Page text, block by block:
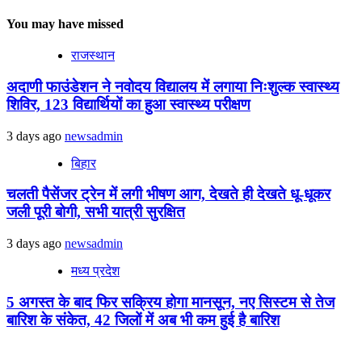
You may have missed
राजस्थान
अदाणी फाउंडेशन ने नवोदय विद्यालय में लगाया निःशुल्क स्वास्थ्य
शिविर, 123 विद्यार्थियों का हुआ स्वास्थ्य परीक्षण
3 days ago newsadmin
बिहार
चलती पैसेंजर ट्रेन में लगी भीषण आग, देखते ही देखते धू-धूकर
जली पूरी बोगी, सभी यात्री सुरक्षित
3 days ago newsadmin
मध्य प्रदेश
5 अगस्त के बाद फिर सक्रिय होगा मानसून, नए सिस्टम से तेज
बारिश के संकेत, 42 जिलों में अब भी कम हुई है बारिश